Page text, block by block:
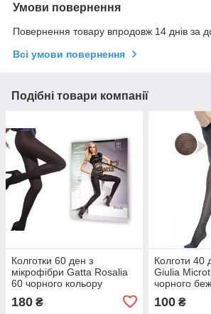
Умови повернення
Повернення товару впродовж 14 днів за
Всі умови повернення
Подібні товари компанії
Колготки 60 ден з
мікрофібри Gatta Rosalia
60 чорного кольору
180 ₴
Колготи 40
Giulia
чорного
100₴